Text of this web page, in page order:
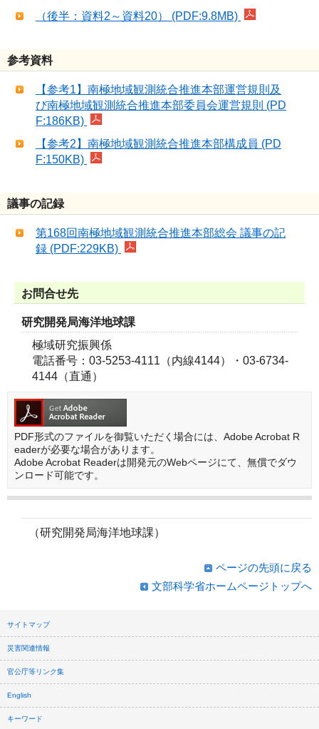
（後半：資料2～資料20） (PDF:9.8MB)
参考資料
【参考1】南極地域観測統合推進本部運営規則及
び南極地域観測統合推進本部委員会運営規則 (PD
F:186KB)
【参考2】南極地域観測統合推進本部構成員 (PD
F:150KB)
議事の記録
第168回南極地域観測統合推進本部総会 議事の記
録 (PDF:229KB)
お問合せ先
研究開発局海洋地球課
極域研究振興係
電話番号：03-5253-4111（内線4144）・03-6734-
4144（直通）
PDF形式のファイルを御覧いただく場合には、Adobe Acrobat R
eaderが必要な場合があります。
Adobe Acrobat Readerは開発元のWebページにて、無償でダウ
ンロード可能です。
（研究開発局海洋地球課）
ページの先頭に戻る
文部科学省ホームページトップへ
サイトマップ
災害関連情報
官公庁等リンク集
English
キーワード